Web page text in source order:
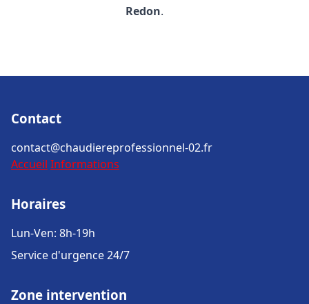
Redon.
Contact
contact@chaudiereprofessionnel-02.fr
Accueil Informations
Horaires
Lun-Ven: 8h-19h
Service d'urgence 24/7
Zone intervention